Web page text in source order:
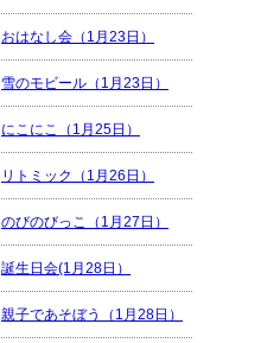
おはなし会（1月23日）
雪のモビール（1月23日）
にこにこ（1月25日）
リトミック（1月26日）
のびのびっこ（1月27日）
誕生日会(1月28日）
親子であそぼう（1月28日）